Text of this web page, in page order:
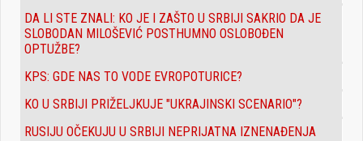
DA LI STE ZNALI: KO JE I ZAŠTO U SRBIJI SAKRIO DA JE
SLOBODAN MILOŠEVIĆ POSTHUMNO OSLOBOĐEN
OPTUŽBE?
KPS: GDE NAS TO VODE EVROPOTURICE?
KO U SRBIJI PRIŽELJKUJE "UKRAJINSKI SCENARIO"?
RUSIJU OČEKUJU U SRBIJI NEPRIJATNA IZNENAĐENJA